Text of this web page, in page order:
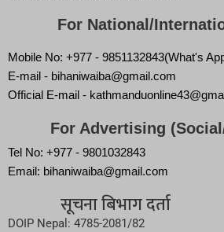
For National/
Mobile No: +977 - 9851132843(What's
E-mail - bihaniwaiba@gmail.com
Official E-mail -
For Advertising
Tel No: +977 - 9801032843
Email: bihaniwaiba@gmail.com
सूचना बिभाग दर्ता
DOIP Nepal: 4785-2081/82